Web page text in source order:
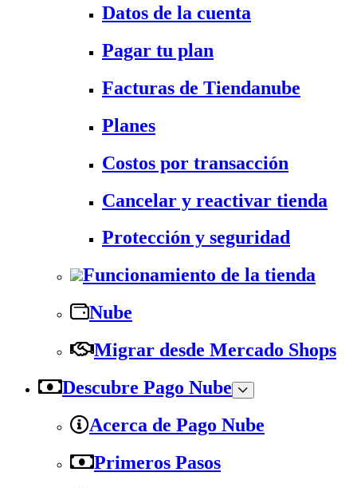
Datos de la cuenta
Pagar tu plan
Facturas de Tiendanube
Planes
Costos por transacción
Cancelar y reactivar tienda
Protección y seguridad
Funcionamiento de la tienda
Nube
Migrar desde Mercado Shops
Descubre Pago Nube
Acerca de Pago Nube
Primeros Pasos